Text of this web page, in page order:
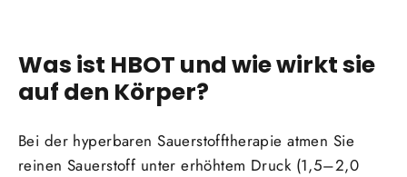
Was ist HBOT und wie wirkt sie
auf den Körper?
Bei der hyperbaren Sauerstofftherapie atmen Sie
reinen Sauerstoff unter erhöhtem Druck (1,5–2,0